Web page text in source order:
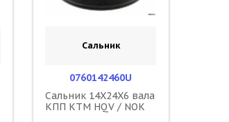
Сальник
0760142460U
Сальник 14X24X6 вала
КПП KTM HQV / NOK